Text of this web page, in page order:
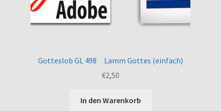
Gotteslob GL 498 Lamm Gottes (einfach)
€2,50
In den Warenkorb